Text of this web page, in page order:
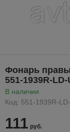
Фонарь
551-1939R-LD-
В наличии
Код: 551-1939R-
111 руб.